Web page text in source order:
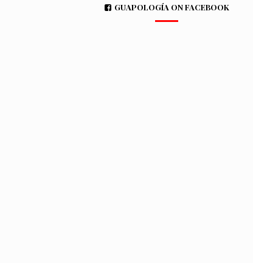
GUAPOLOGÍA ON FACEBOOK